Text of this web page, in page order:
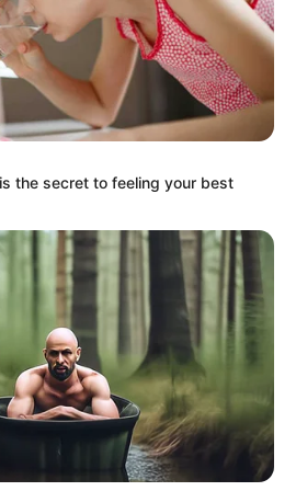
mil 100 millones de pesos
los estudios
que permitan
más adecuada para
religioso.
the secret to feeling your best